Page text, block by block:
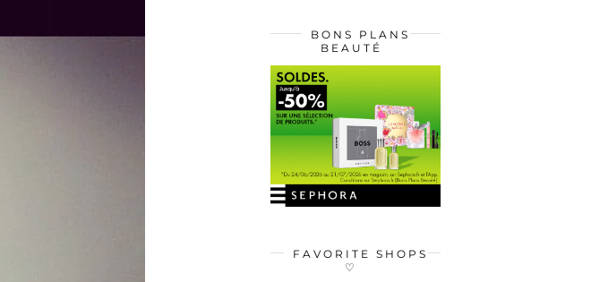
BONS PLANS
BEAUTÉ
FAVORITE SHOPS
♡